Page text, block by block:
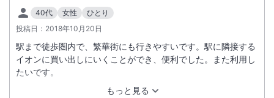
40代 女性
ひとり
投稿日： 2018年10月20日
もっと見る
駅まで徒歩圏内で、繁華街にも行きやすいです。駅に隣接する
イオンに買い出しにいくことができ、便利でした。また利用し
たいです。